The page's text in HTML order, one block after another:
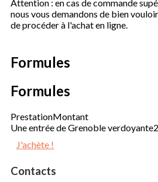
Attention : en cas de commande
nous vous demandons de bien
de procéder à l'achat en ligne.
Formules
Formules
PrestationMontant
Une entrée de Grenoble verdoyante
J'achète !
Contacts